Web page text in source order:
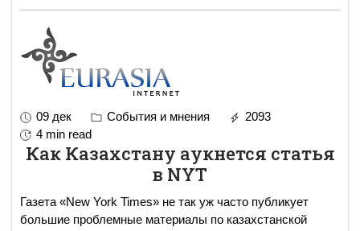
09 дек События и мнения
2093
4 min read
Как Казахстану аукнется статья
в NYT
Газета «New York Times» не так уж часто публикует
большие проблемные материалы по казахстанской